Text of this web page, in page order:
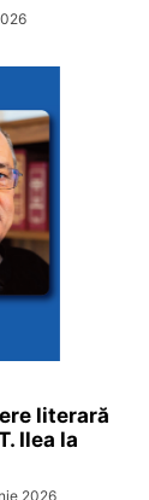
literară
Ilea la
2026